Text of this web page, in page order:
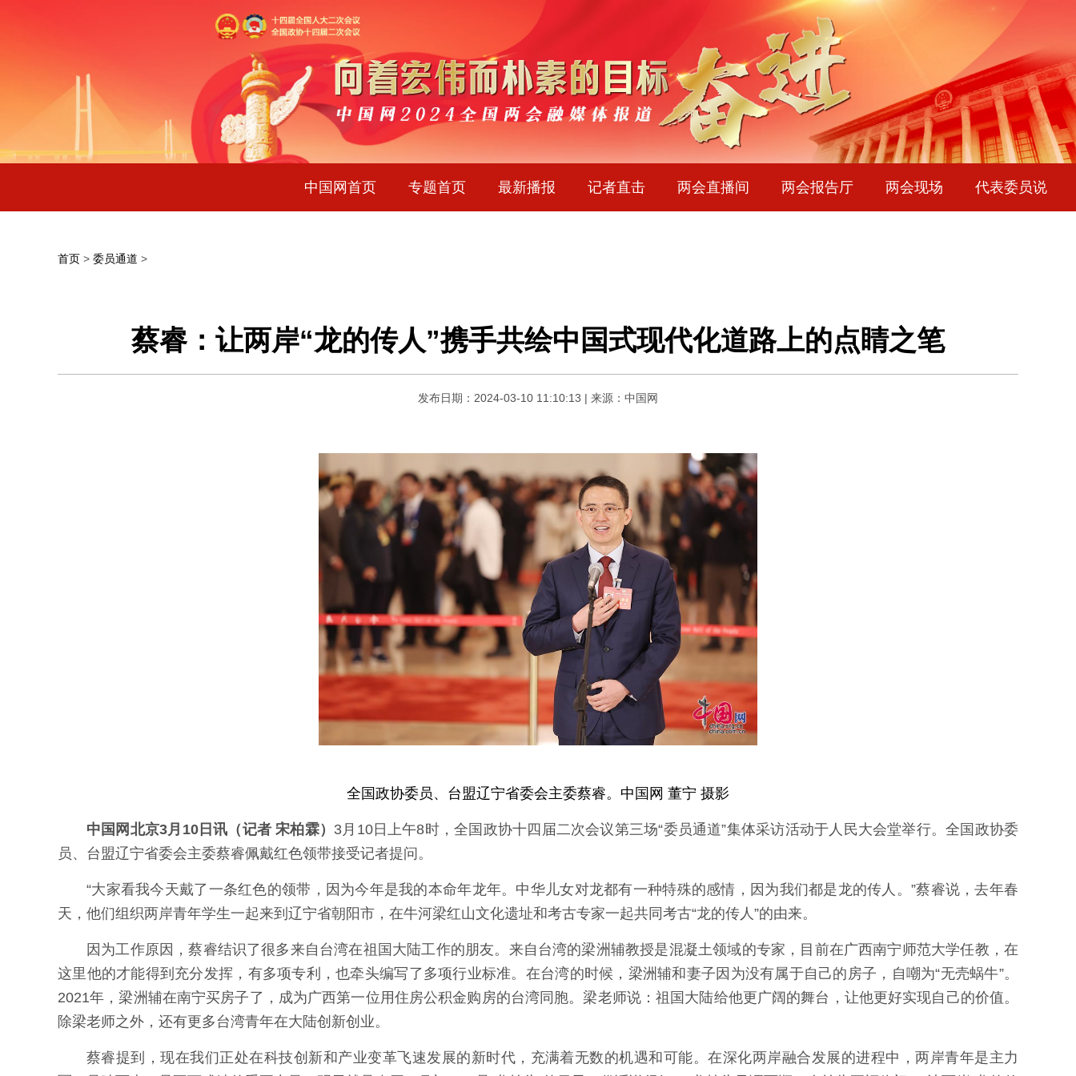
中国网首页 专题首页 最新播报 记者直击 两会直播间 两会报告厅 两会现场 代表委员说
首页 > 委员通道 >
蔡睿：让两岸“龙的传人”携手共绘中国式现代化道路上的点睛之笔
发布日期： 2024-03-10 11:10:13 | 来源：中国网
全国政协委员、台盟辽宁省委会主委蔡睿。中国网 董宁 摄影
中国网北京3月10日讯（记者 宋柏霖） 3月10日上午8时，全国政协十四届二次会议第三场“委员通道”集体采访活动于人民大会堂举行。全国政协委
员、台盟辽宁省委会主委蔡睿佩戴红色领带接受记者提问。
“大家看我今天戴了一条红色的领带，因为今年是我的本命年龙年。中华儿女对龙都有一种特殊的感情，因为我们都是龙的传人。”蔡睿说，去年春
天，他们组织两岸青年学生一起来到辽宁省朝阳市，在牛河梁红山文化遗址和考古专家一起共同考古“龙的传人”的由来。
因为工作原因，蔡睿结识了很多来自台湾在祖国大陆工作的朋友。来自台湾的梁洲辅教授是混凝土领域的专家，目前在广西南宁师范大学任教，在
这里他的才能得到充分发挥，有多项专利，也牵头编写了多项行业标准。在台湾的时候，梁洲辅和妻子因为没有属于自己的房子，自嘲为“无壳蜗牛”。
2021年，梁洲辅在南宁买房子了，成为广西第一位用住房公积金购房的台湾同胞。梁老师说：祖国大陆给他更广阔的舞台，让他更好实现自己的价值。
除梁老师之外，还有更多台湾青年在大陆创新创业。
蔡睿提到，现在我们正处在科技创新和产业变革飞速发展的新时代，充满着无数的机遇和可能。在深化两岸融合发展的进程中，两岸青年是主力